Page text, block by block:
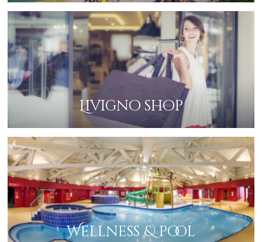
Livigno shop
Wellness & pool